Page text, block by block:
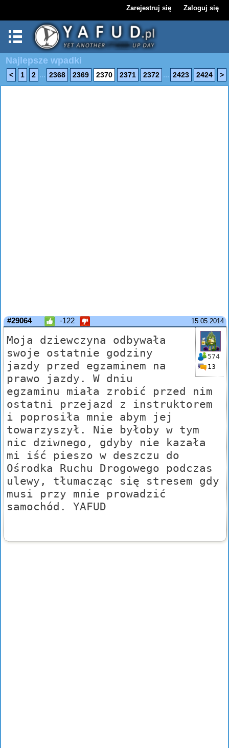
Zarejestruj się Zaloguj się
Najlepsze wpadki
< 1 2 ... 2368 2369 2370 2371 2372 ... 2423 2424 >
15.05.2014
#29064 -122
574
13
Moja dziewczyna odbywała
swoje ostatnie godziny
jazdy przed egzaminem na
prawo jazdy. W dniu
egzaminu miała zrobić przed nim
ostatni przejazd z instruktorem
i poprosiła mnie abym jej
towarzyszył. Nie byłoby w tym
nic dziwnego, gdyby nie kazała
mi iść pieszo w deszczu do
Ośrodka Ruchu Drogowego podczas
ulewy, tłumacząc się stresem gdy
musi przy mnie prowadzić
samochód. YAFUD